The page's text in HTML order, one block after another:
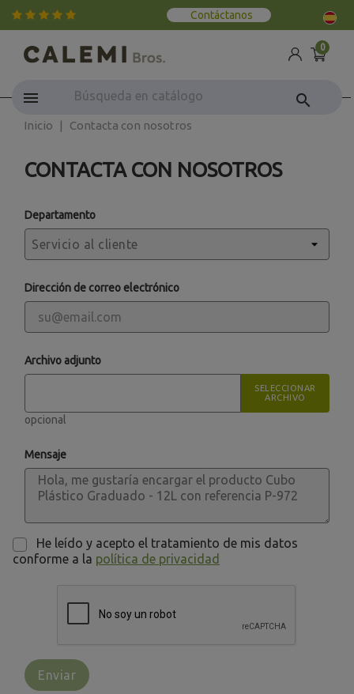
Contáctanos
0
search
Inicio Contacta con nosotros
CONTACTA CON NOSOTROS
Departamento
Dirección de correo electrónico
Archivo adjunto
SELECCIONAR
ARCHIVO
opcional
Mensaje
He leído y acepto el tratamiento de mis datos
conforme a la política de privacidad